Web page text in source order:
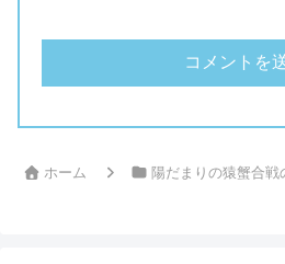
ホーム 陽だまりの猿蟹合戦